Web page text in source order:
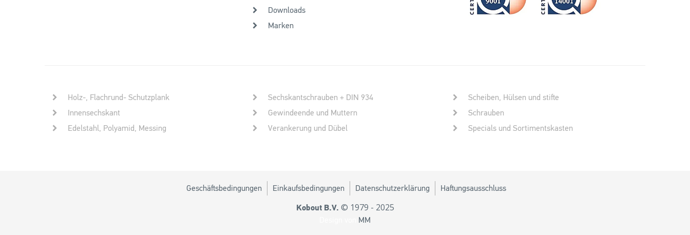
Downloads
Marken
Holz-, Flachrund- Schutzplank
Innensechskant
Edelstahl, Polyamid, Messing
Sechskantschrauben + DIN 934
Gewindeende und Muttern
Verankerung und Dübel
Scheiben, Hülsen und stifte
Schrauben
Specials und Sortimentskasten
Geschäftsbedingungen Einkaufsbedingungen Datenschutzerklärung Haftungsausschluss
Kobout B.V. © 1979 - 2025
MM